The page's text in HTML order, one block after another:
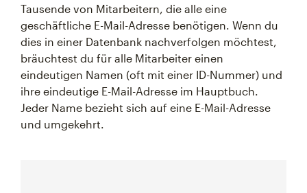
Tausende von Mitarbeitern, die alle eine
geschäftliche E-Mail-Adresse benötigen. Wenn du
dies in einer Datenbank nachverfolgen möchtest,
bräuchtest du für alle Mitarbeiter einen
eindeutigen Namen (oft mit einer ID-Nummer) und
ihre eindeutige E-Mail-Adresse im Hauptbuch.
Jeder Name bezieht sich auf eine E-Mail-Adresse
und umgekehrt.